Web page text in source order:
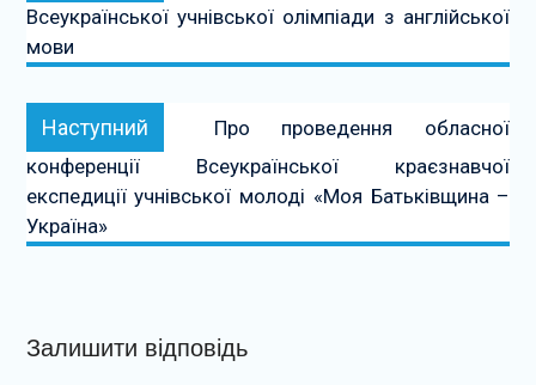
Всеукраїнської учнівської олімпіади з англійської
мови
Наступний Наступний:
Про проведення обласної
конференції Всеукраїнської краєзнавчої
експедиції учнівської молоді «Моя Батьківщина –
Україна»
Залишити відповідь